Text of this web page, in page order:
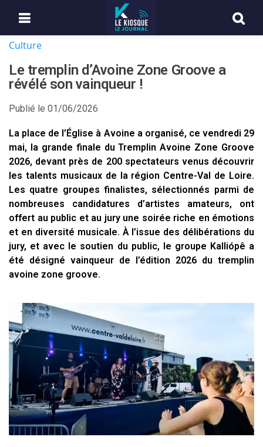
Culture
Le tremplin d’Avoine Zone Groove a
révélé son vainqueur !
Publié le 01/06/2026
La place de l’Église à Avoine a organisé, ce vendredi 29
mai, la grande finale du Tremplin Avoine Zone Groove
2026, devant près de 200 spectateurs venus découvrir
les talents musicaux de la région Centre-Val de Loire.
Les quatre groupes finalistes, sélectionnés parmi de
nombreuses candidatures d’artistes amateurs, ont
offert au public et au jury une soirée riche en émotions
et en diversité musicale. À l’issue des délibérations du
jury, et avec le soutien du public, le groupe Kalliópê a
été désigné vainqueur de l’édition 2026 du tremplin
avoine zone groove.